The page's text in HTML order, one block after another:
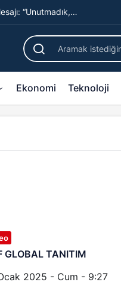
“Unutmadık,
Ekonomi Teknoloji
GLOBAL TANITIM
2025 - Cum - 9:27